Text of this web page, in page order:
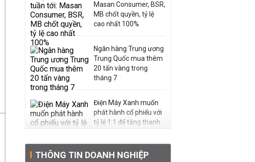
Masan Consumer, BSR,
MB chốt quyền, tỷ lệ
cao nhất 100%
Ngân hàng Trung ương
Trung Quốc mua thêm
20 tấn vàng trong
tháng 7
Điện Máy Xanh muốn
phát hành cổ phiếu với
tỷ lệ 1:1 để tăng thanh
Sau nhịp điều chỉnh
THÔNG TIN DOANH NGHIỆP